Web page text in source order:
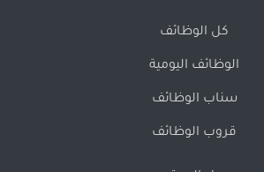
كل الوظائف
الوظائف اليومية
سناب الوظائف
قروب الوظائف